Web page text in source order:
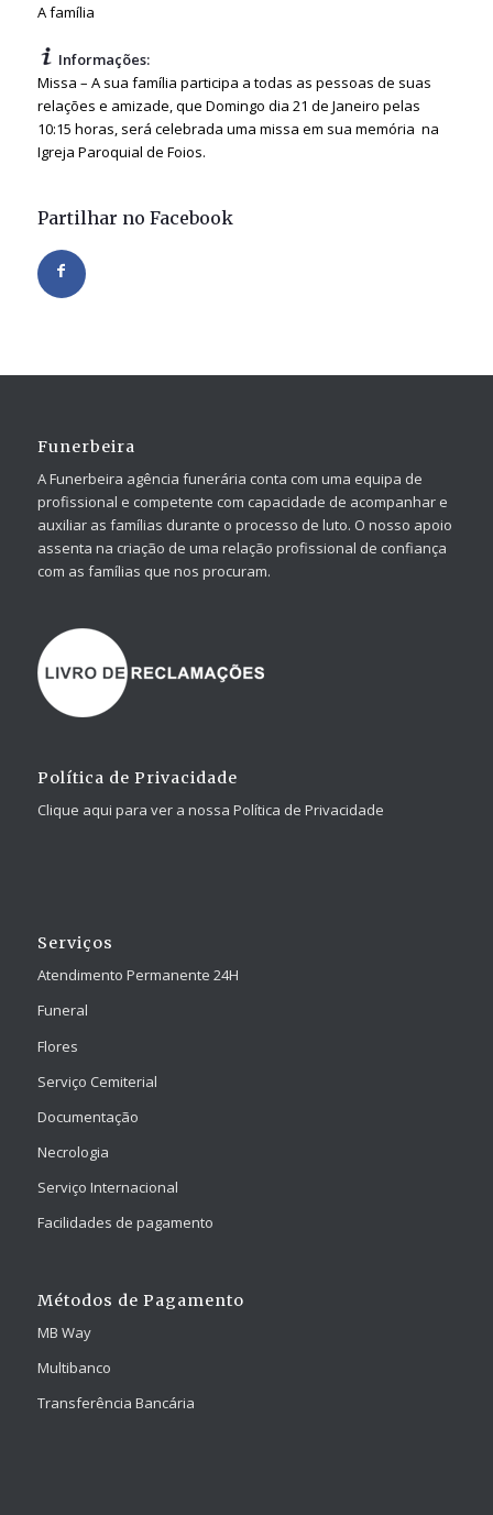
A família
Informações:
Missa – A sua família participa a todas as pessoas de suas
relações e amizade, que Domingo dia 21 de Janeiro pelas
10:15 horas, será celebrada uma missa em sua memória na
Igreja Paroquial de Foios.
Partilhar no Facebook
Funerbeira
A Funerbeira agência funerária conta com uma equipa de
profissional e competente com capacidade de acompanhar e
auxiliar as famílias durante o processo de luto. O nosso apoio
assenta na criação de uma relação profissional de confiança
com as famílias que nos procuram.
Política de Privacidade
Clique aqui para ver a nossa Política de Privacidade
Serviços
Atendimento Permanente 24H
Funeral
Flores
Serviço Cemiterial
Documentação
Necrologia
Serviço Internacional
Facilidades de pagamento
Métodos de Pagamento
MB Way
Multibanco
Transferência Bancária